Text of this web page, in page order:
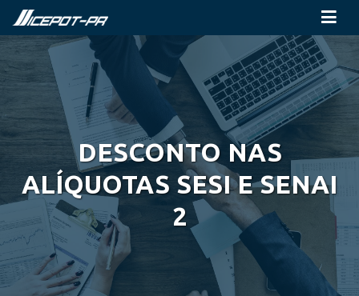
DESCONTO NAS
ALÍQUOTAS SESI E SENAI
2